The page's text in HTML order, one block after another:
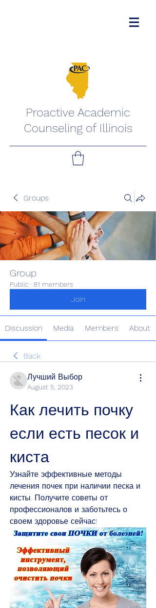
Proactive Academic
Counseling of Illinois
Groups
Group
Public · 81 members
Join
Discussion Media Members About
Back
Лучший Выбор
August 5, 2023
Как лечить почку
если есть песок и
киста
Узнайте эффективные методы
лечения почек при наличии песка и
кисты. Получите советы от
профессионалов и заботьтесь о
своем здоровье сейчас!